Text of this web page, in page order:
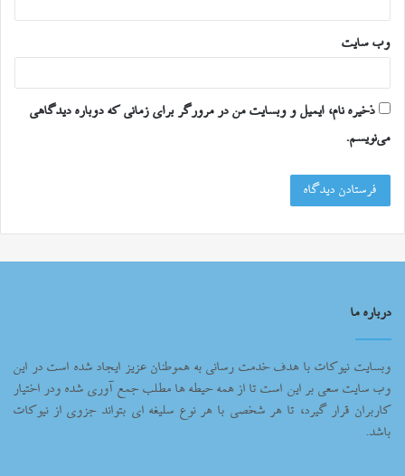
وب‌ سایت
ذخیره نام، ایمیل و وبسایت من در مرورگر برای زمانی که دوباره دیدگاهی
می‌نویسم.
درباره ما
وبسایت نیوکات با هدف خدمت رسانی به هموطنان عزیز ایجاد شده است در این
وب سایت سعی بر این است تا از همه حیطه ها مطلب جمع آوری شده ودر اختیار
کاربران قرار گیرد، تا هر شخصی با هر نوع سلیغه ای بتواند جزوی از نیوکات
باشد.